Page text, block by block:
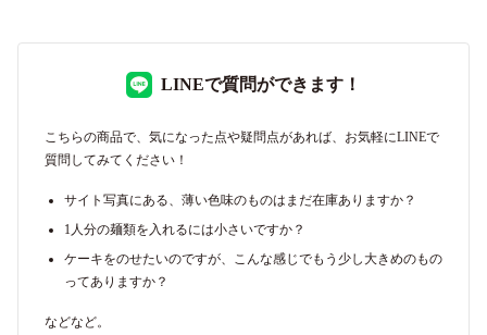
LINEで質問ができます！
こちらの商品で、気になった点や疑問点があれば、お気軽にLINEで
質問してみてください！
サイト写真にある、薄い色味のものはまだ在庫ありますか？
1人分の麺類を入れるには小さいですか？
ケーキをのせたいのですが、こんな感じでもう少し大きめのもの
ってありますか？
などなど。